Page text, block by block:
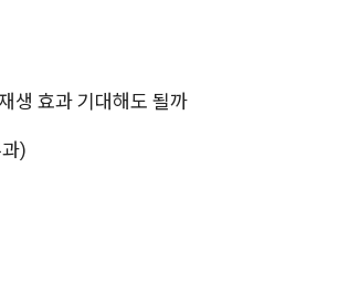
생 효과 기대해도 될까
)